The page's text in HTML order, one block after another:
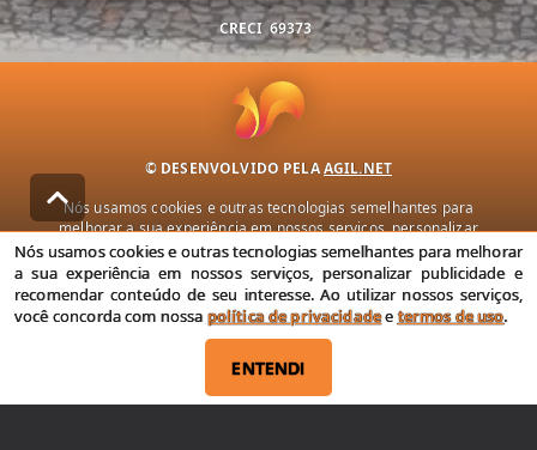
CRECI 69373
© DESENVOLVIDO PELAAGIL.NET
Nós usamos cookies e outras tecnologias semelhantes para
melhorar a sua experiência em nossos serviços, personalizar
publicidade e recomendar conteúdo de seu interesse. Ao utilizar
nossos serviços, você concorda com nossa política de privacidade e
termos de uso.
Política de Privacidade Termos de uso
Nós usamos cookies e outras tecnologias semelhantes para melhorar
a sua experiência em nossos serviços, personalizar publicidade e
recomendar conteúdo de seu interesse. Ao utilizar nossos serviços,
você concorda com nossa política de privacidadeetermos de uso.
ENTENDI